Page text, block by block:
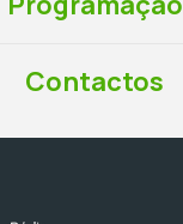
Contactos